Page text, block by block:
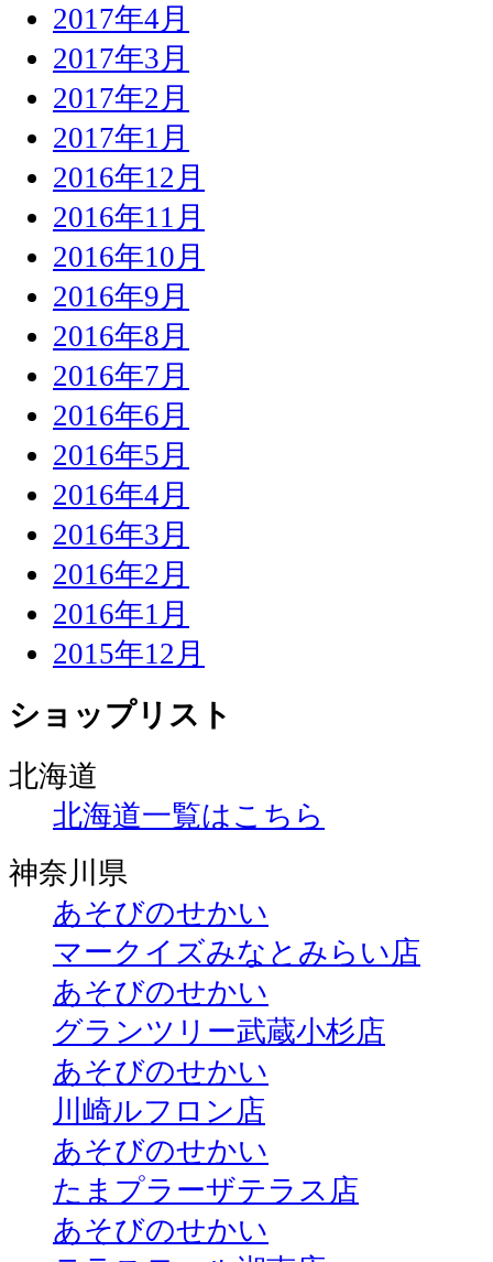
2017年4月
2017年3月
2017年2月
2017年1月
2016年12月
2016年11月
2016年10月
2016年9月
2016年8月
2016年7月
2016年6月
2016年5月
2016年4月
2016年3月
2016年2月
2016年1月
2015年12月
ショップリスト
北海道
北海道一覧はこちら
神奈川県
あそびのせかい
マークイズみなとみらい店
あそびのせかい
グランツリー武蔵小杉店
あそびのせかい
川崎ルフロン店
あそびのせかい
たまプラーザテラス店
あそびのせかい